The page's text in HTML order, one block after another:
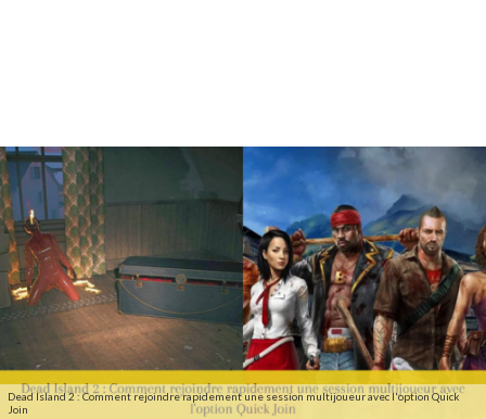
Dead Island 2 : Comment rejoindre rapidement une session multijoueur avec l'option Quick
Join